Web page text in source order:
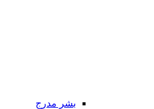
بشر مدرج